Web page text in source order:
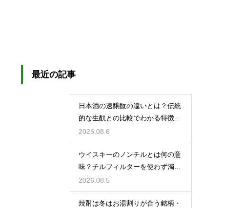
最近の記事
日本酒の速醸酛の違いとは？伝統
的な生酛との比較でわかる特徴を
解説
2026.08.6
ウイスキーのノンチルとは何の意
味？チルフィルターを使わず濁り
をあえて残す製法
2026.08.5
焼酎は冬はお湯割りが合う銘柄・